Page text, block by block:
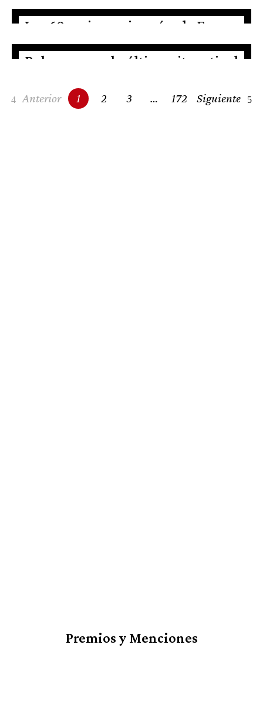
Las 60 mejores pizzerías de Europa
2026
Beluga acoge la última cita estival
Posts
Anterior 1 2 3 … 172 Siguiente
Premios y Menciones